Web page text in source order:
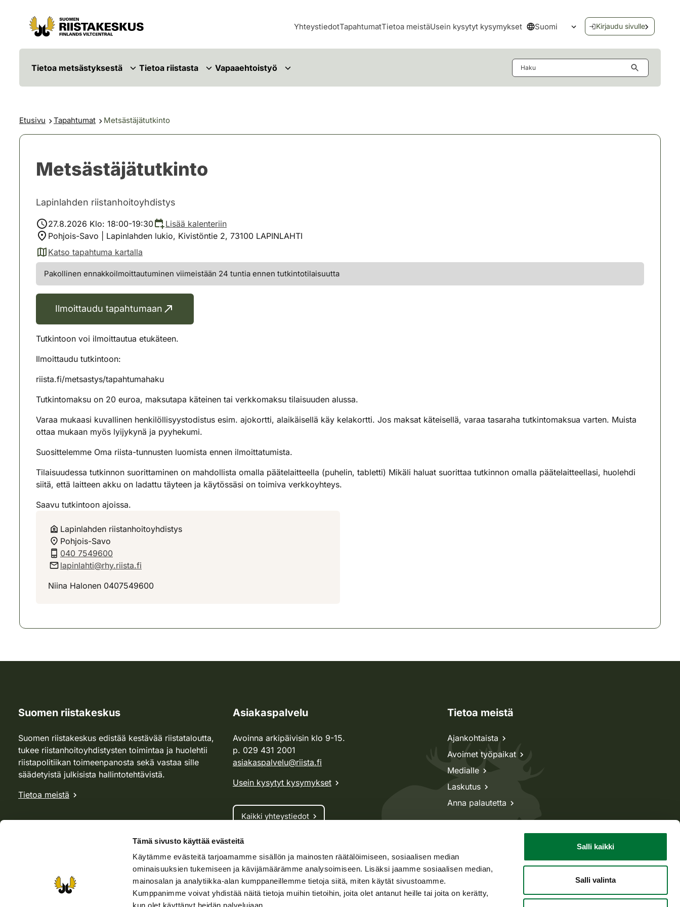
Tämä sivusto käyttää evästeitä
Käytämme evästeitä tarjoamamme sisällön ja mainosten räätälöimiseen, sosiaalisen median
ominaisuuksien tukemiseen ja kävijämäärämme analysoimiseen. Lisäksi jaamme sosiaalisen median,
mainosalan ja analytiikka-alan kumppaneillemme tietoja siitä, miten käytät sivustoamme.
Kumppanimme voivat yhdistää näitä tietoja muihin tietoihin, joita olet antanut heille tai joita on kerätty,
Salli kaikki
Salli valinta
Siirry sisältöön
Siirry sivustokarttaan
YhteystiedotTapahtumatTietoa meistäUsein kysytyt kysymykset Suomi
Avaa kielivalikko
Kirjaudu sivulle
Tietoa metsästyksestä Tietoa riistasta Vapaaehtoistyö
Etusivu Tapahtumat Metsästäjätutkinto
Metsästäjätutkinto
Lapinlahden riistanhoitoyhdistys
27.8.2026 Klo: 18:00-19:30
Lisää kalenteriin
Pohjois-Savo | Lapinlahden lukio, Kivistöntie 2, 73100 LAPINLAHTI
Katso tapahtuma kartalla
(avautuu uuteen välilehteen)
Pakollinen ennakkoilmoittautuminen viimeistään 24 tuntia ennen tutkintotilaisuutta
Ilmoittaudu tapahtumaan
Tutkintoon voi ilmoittautua etukäteen.
Ilmoittaudu tutkintoon:
riista.fi/metsastys/tapahtumahaku
Tutkintomaksu on 20 euroa, maksutapa käteinen tai verkkomaksu tilaisuuden alussa.
Varaa mukaasi kuvallinen henkilöllisyystodistus esim. ajokortti, alaikäisellä käy kelakortti. Jos maksat käteisellä, varaa tasaraha tutkintomaksua varten. Muista
ottaa mukaan myös lyijykynä ja pyyhekumi.
Suosittelemme Oma riista-tunnusten luomista ennen ilmoittatumista.
Tilaisuudessa tutkinnon suorittaminen on mahdollista omalla päätelaitteella (puhelin, tabletti) Mikäli haluat suorittaa tutkinnon omalla päätelaitteellasi, huolehdi
siitä, että laitteen akku on ladattu täyteen ja käytössäsi on toimiva verkkoyhteys.
Saavu tutkintoon ajoissa.
Lapinlahden riistanhoitoyhdistys
Pohjois-Savo
040 7549600
lapinlahti@rhy.riista.fi
Niina Halonen 0407549600
Suomen riistakeskus
Suomen riistakeskus edistää kestävää riistataloutta,
tukee riistanhoitoyhdistysten toimintaa ja huolehtii
riistapolitiikan toimeenpanosta sekä vastaa sille
säädetyistä julkisista hallintotehtävistä.
Tietoa meistä
Asiakaspalvelu
Avoinna arkipäivisin klo 9-15.
p. 029 431 2001
asiakaspalvelu@riista.fi
Usein kysytyt kysymykset
Kaikki yhteystiedot
Metsästyskortti-asiat
Oma riista -asiat
Lupa-asiat
Tietoa meistä
Ajankohtaista
Avoimet työpaikat
Medialle
Laskutus
Anna palautetta